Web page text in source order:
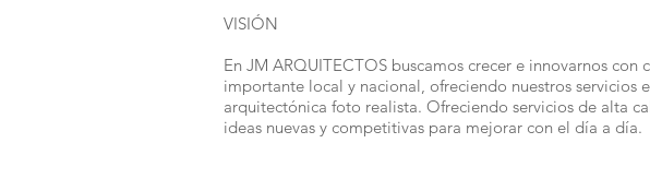
VISIÓN
En JM ARQUITECTOS buscamos crecer e innovarnos
importante local y nacional, ofreciendo nuestros servicios
arquitectónica foto realista. Ofreciendo servicios de alta
ideas nuevas y competitivas para mejorar con el día a día.